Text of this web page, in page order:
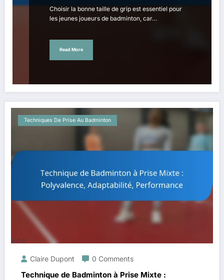
Choisir la bonne taille de grip est essentiel pour
les jeunes joueurs de badminton, car…
Read More
Techniques De Prise Au Badminton
Claire Dupont 0 Comments
Technique de Badminton à Prise Mixte :